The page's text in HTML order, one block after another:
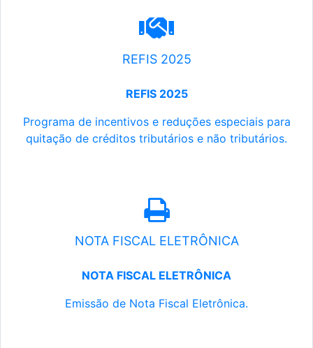
REFIS 2025
REFIS 2025
Programa de incentivos e reduções especiais para
quitação de créditos tributários e não tributários.
NOTA FISCAL ELETRÔNICA
NOTA FISCAL ELETRÔNICA
Emissão de Nota Fiscal Eletrônica.